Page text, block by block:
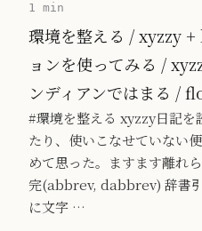
1 min
環境を整える / xyzzy
ョンを使ってみる /
ンディアンではまる /
#環境を整える xyzzy日記を
たり、使いこなせていない
めて思った。ますます離れ
完(abbrev, dabbrev) 辞書
に文字 …